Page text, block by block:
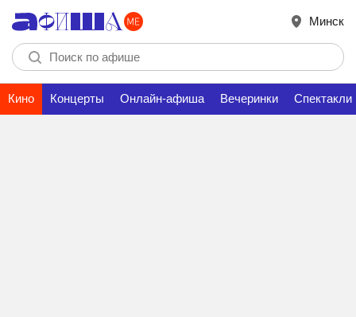
Минск
Кино Концерты Онлайн-афиша Вечеринки Спектакли